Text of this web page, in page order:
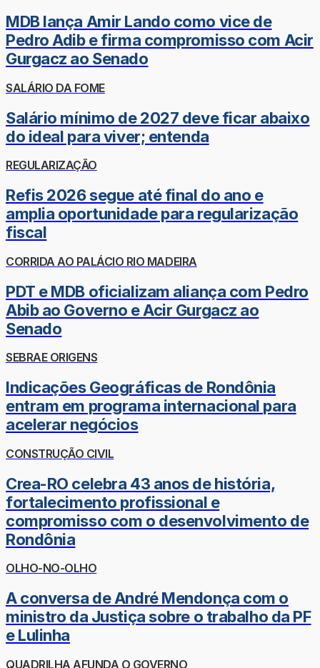
MDB lança Amir Lando como vice de
Pedro Adib e firma compromisso com Acir
Gurgacz ao Senado
SALÁRIO DA FOME
Salário mínimo de 2027 deve ficar abaixo
do ideal para viver; entenda
REGULARIZAÇÃO
Refis 2026 segue até final do ano e
amplia oportunidade para regularização
fiscal
CORRIDA AO PALÁCIO RIO MADEIRA
PDT e MDB oficializam aliança com Pedro
Abib ao Governo e Acir Gurgacz ao
Senado
SEBRAE ORIGENS
Indicações Geográficas de Rondônia
entram em programa internacional para
acelerar negócios
CONSTRUÇÃO CIVIL
Crea-RO celebra 43 anos de história,
fortalecimento profissional e
compromisso com o desenvolvimento de
Rondônia
OLHO-NO-OLHO
A conversa de André Mendonça com o
ministro da Justiça sobre o trabalho da PF
e Lulinha
QUADRILHA AFUNDA O GOVERNO